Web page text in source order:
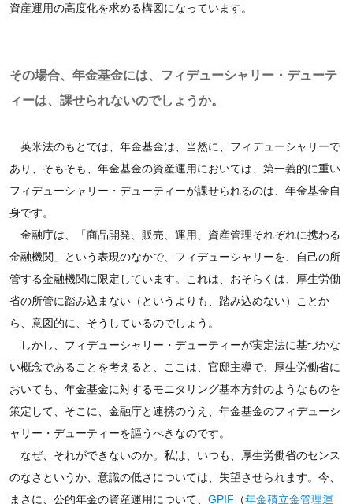
資産運用の高度化を求める構図になっています。
その場合、年金基金には、フィデューシャリー・デューテ
ィーは、課せられないのでしょうか。
英米法のもとでは、年金基金は、当然に、フィデューシャリーで
あり、そもそも、年金基金の資産運用においては、第一義的に重い
フィデューシャリー・デューティーが課せられるのは、年金基金自
身です。
金融庁は、「商品開発、販売、運用、資産管理それぞれに携わる
金融機関」という表現のなかで、フィデューシャリーを、自己の所
管する金融機関に限定しています。これは、おそらくは、厚生労働
省の所管に踏み込まない（というよりも、踏み込めない）ことか
ら、意図的に、そうしているのでしょう。
しかし、フィデューシャリー・デューティーが実定法に基づかな
い概念であることを考えると、ここは、官邸主導で、厚生労働省に
おいても、年金基金に対するモニタリング基本方針のようなものを
策定して、そこに、金融庁と連携のうえ、年金基金のフィデューシ
ャリー・デューティーを謳うべきなのです。
なぜ、それができないのか。私は、いつも、厚生労働省のセンス
のなさというか、意識の低さについては、失望させられます。今、
まさに、公的年金の資産運用について、 GPIF （年金積立金管理運